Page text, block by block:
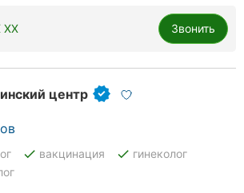
XX Звонить
центр
done вакцинация done гинеколог